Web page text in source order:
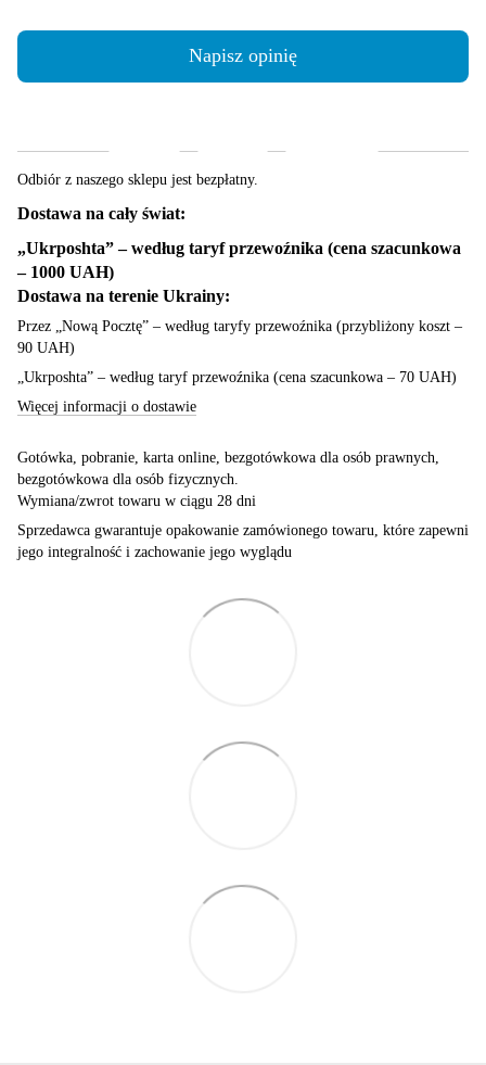
Napisz opinię
Odbiór z naszego sklepu jest bezpłatny.
Dostawa na cały świat:
„Ukrposhta” – według taryf przewoźnika (cena szacunkowa
– 1000 UAH)
Dostawa na terenie Ukrainy:
Przez „Nową Pocztę” – według taryfy przewoźnika (przybliżony koszt –
90 UAH)
„Ukrposhta” – według taryf przewoźnika (cena szacunkowa – 70 UAH)
Więcej informacji o dostawie
Gotówka, pobranie, karta online, bezgotówkowa dla osób prawnych,
bezgotówkowa dla osób fizycznych.
Wymiana/zwrot towaru w ciągu 28 dni
Sprzedawca gwarantuje opakowanie zamówionego towaru, które zapewni
jego integralność i zachowanie jego wyglądu